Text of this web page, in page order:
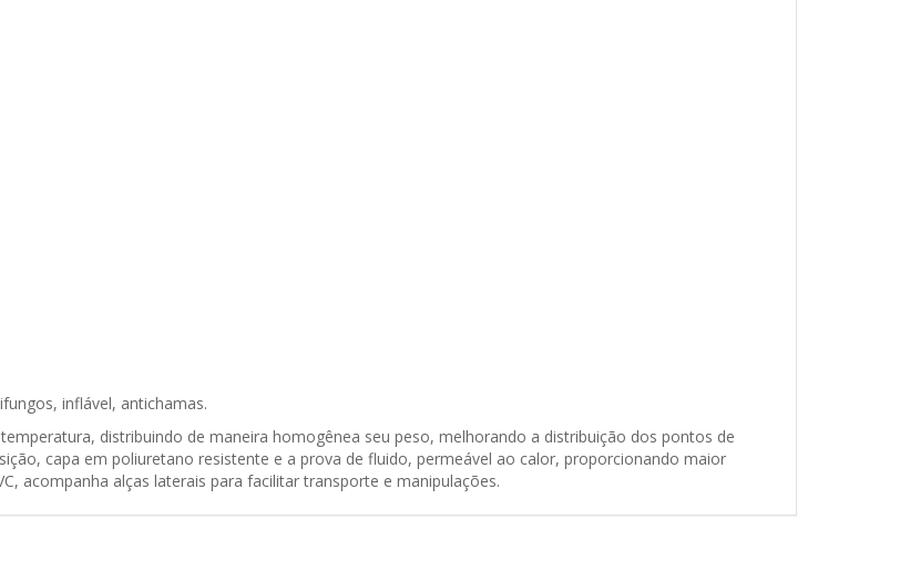
inflável, antichamas.
distribuindo de maneira homogênea seu peso, melhorando a distribuição dos pontos de
capa em poliuretano resistente e a prova de fluido, permeável ao calor, proporcionando maior
acompanha alças laterais para facilitar transporte e manipulações.